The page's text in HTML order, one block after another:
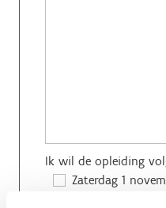
Ik wil de opleiding
Zaterdag 1